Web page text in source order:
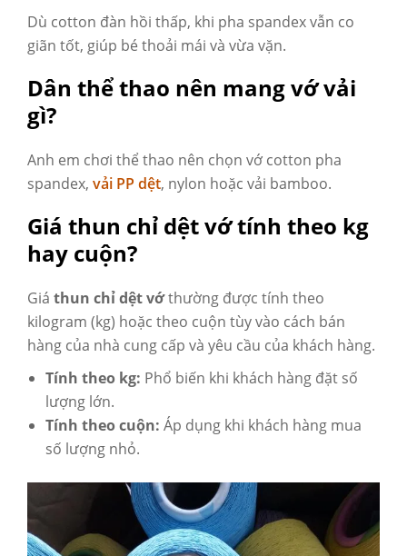
Dù cotton đàn hồi thấp, khi pha spandex vẫn co
giãn tốt, giúp bé thoải mái và vừa vặn.
Dân thể thao nên mang vớ vải
gì?
Anh em chơi thể thao nên chọn vớ cotton pha
spandex, vải PP dệt, nylon hoặc vải bamboo.
Giá thun chỉ dệt vớ tính theo kg
hay cuộn?
Giá thun chỉ dệt vớthường được tính theo
kilogram (kg) hoặc theo cuộn tùy vào cách bán
hàng của nhà cung cấp và yêu cầu của khách hàng.
Tính theo kg: Phổ biến khi khách hàng đặt số
lượng lớn.
Tính theo cuộn: Áp dụng khi khách hàng mua
số lượng nhỏ.